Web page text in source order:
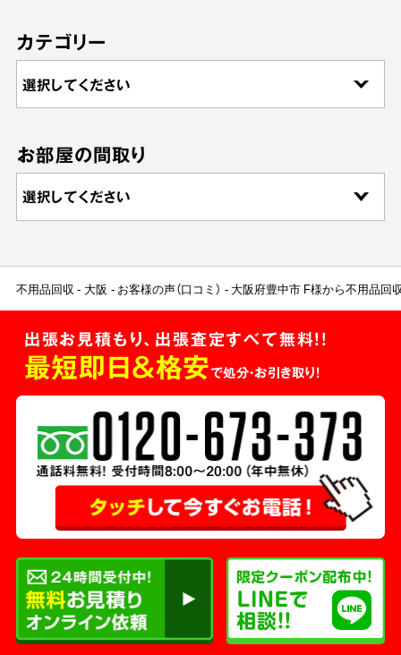
カテゴリー
お部屋の間取り
不用品回収 大阪 お客様の声（口コミ） 大阪府豊中市 F様から不用品回
出張お見積もり、出張査定すべて無料!!
最短即日＆格安で処分・お引き取り！